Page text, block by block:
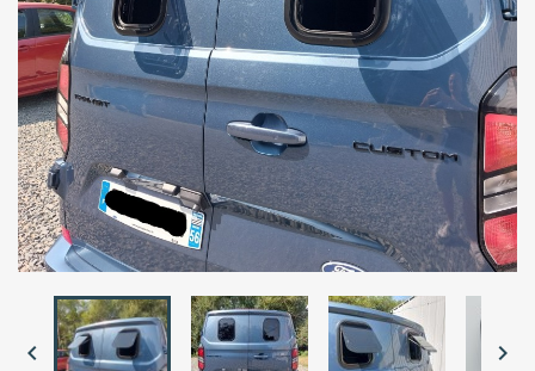
 